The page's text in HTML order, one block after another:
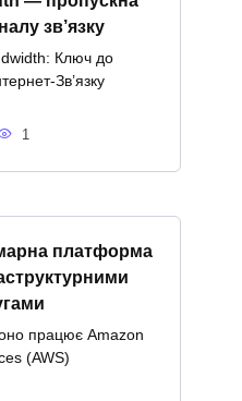
зв’язку
Ключ до
Зв’язку
1
платформа
працює Amazon
(AWS)